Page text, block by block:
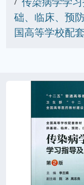
础、临床、预
国高等学校配